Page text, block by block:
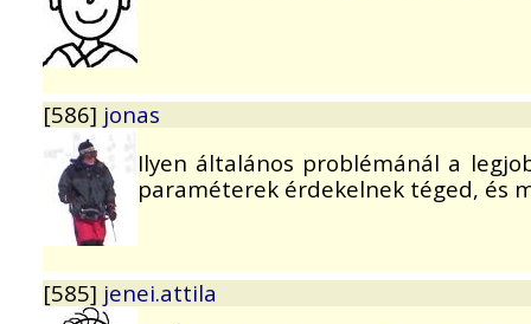
[586] jonas
Ilyen általános problémánál a
paraméterek érdekelnek téged, és
[585] jenei.attila